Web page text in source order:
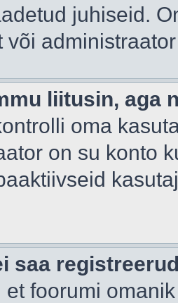
juhiseid.
või
liitusin, aga
oma
on su konto
saa
et foorumi